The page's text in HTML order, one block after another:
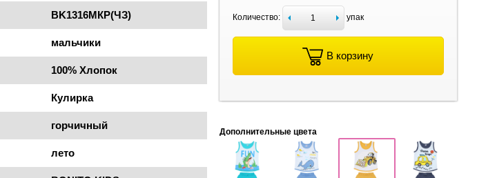
BK1316MКР(ЧЗ)
мальчики
100% Хлопок
Кулирка
горчичный
лето
Количество: упак
В корзину
Дополнительные цвета